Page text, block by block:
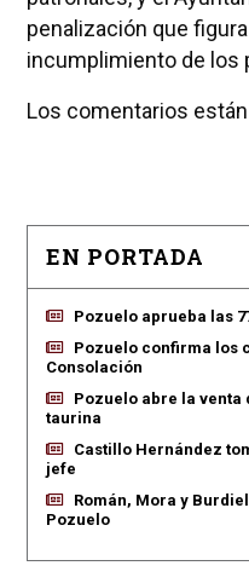
penalización que
incumplimiento de los
Los comentarios
EN PORTADA
Pozuelo aprueba las
Pozuelo confirma los
Consolación
Pozuelo abre la venta
taurina
Castillo Hernández
jefe
Román, Mora y
Pozuelo